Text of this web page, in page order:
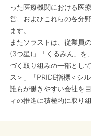
った医療機関における医
営、およびこれらの各分
ます。
またソラストは、従業員
(3つ星)」「くるみん」を
づく取り組みの一部とし
ス＞」「PRIDE指標＜シ
誰もが働きやすい会社を
ィの推進に積極的に取り